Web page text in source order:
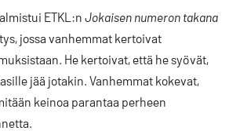
ETKL:n Jokaisen numeron takana
jossa vanhemmat kertoivat
He kertoivat, että he syövät,
jää jotakin. Vanhemmat kokevat,
keinoa parantaa perheen